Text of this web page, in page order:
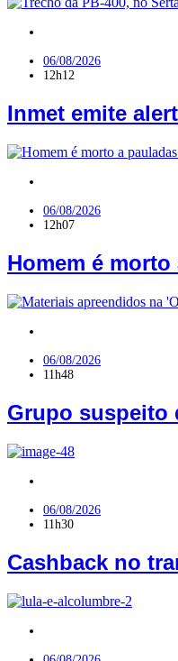
06/08/2026
12h12
Inmet emite
06/08/2026
12h07
Homem é
06/08/2026
11h48
Grupo suspeito
06/08/2026
11h30
Cashback no